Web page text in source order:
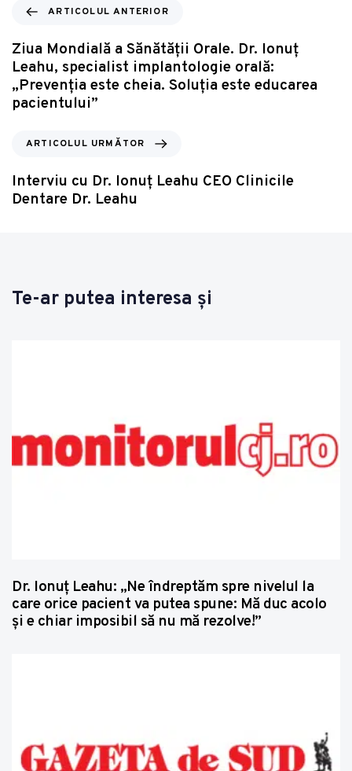
ARTICOLUL ANTERIOR
Ziua Mondială a Sănătății Orale. Dr. Ionuț
Leahu, specialist implantologie orală:
„Prevenția este cheia. Soluția este educarea
pacientului”
ARTICOLUL URMĂTOR
Interviu cu Dr. Ionuț Leahu CEO Clinicile
Dentare Dr. Leahu
Te-ar putea interesa și
Dr. Ionuț Leahu: „Ne îndreptăm spre nivelul la
care orice pacient va putea spune: Mă duc acolo
și e chiar imposibil să nu mă rezolve!”